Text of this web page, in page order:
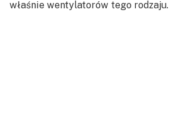
właśnie wentylatorów tego rodzaju.